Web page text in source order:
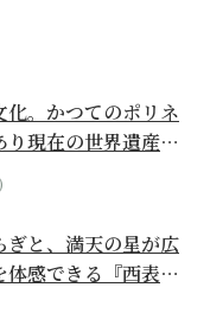
。かつてのポリネ
り現在の世界遺産か
ぎと、満天の星が広
感できる『西表島